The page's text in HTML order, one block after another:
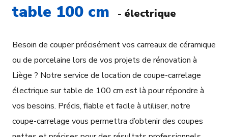
table 100 cm
- électrique
Besoin de couper précisément vos carreaux de céramique
ou de porcelaine lors de vos projets de rénovation à
Liège ? Notre service de location de coupe-carrelage
électrique sur table de 100 cm est là pour répondre à
vos besoins. Précis, fiable et facile à utiliser, notre
coupe-carrelage vous permettra d’obtenir des coupes